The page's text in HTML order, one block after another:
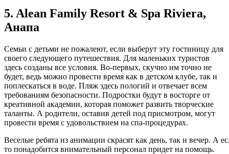
5. Alean Family Resort & Spa Riviera,
Анапа
Семьи с детьми не пожалеют, если выберут эту гостиницу для
своего следующего путешествия. Для маленьких туристов
здесь созданы все условия. Во-первых, скучно им точно не
будет, ведь можно провести время как в детском клубе, так и
поплескаться в воде. Пляж здесь пологий и отвечает всем
требованиям безопасности. Подростки будут в восторге от
креативной академии, которая поможет развить творческие
таланты. А родители, оставив детей под присмотром, могут
провести время с удовольствием на спа-процедурах.
Веселые ребята из анимации скрасят как день, так и вечер. А
то понадобится внимательный персонал придет на помощь.